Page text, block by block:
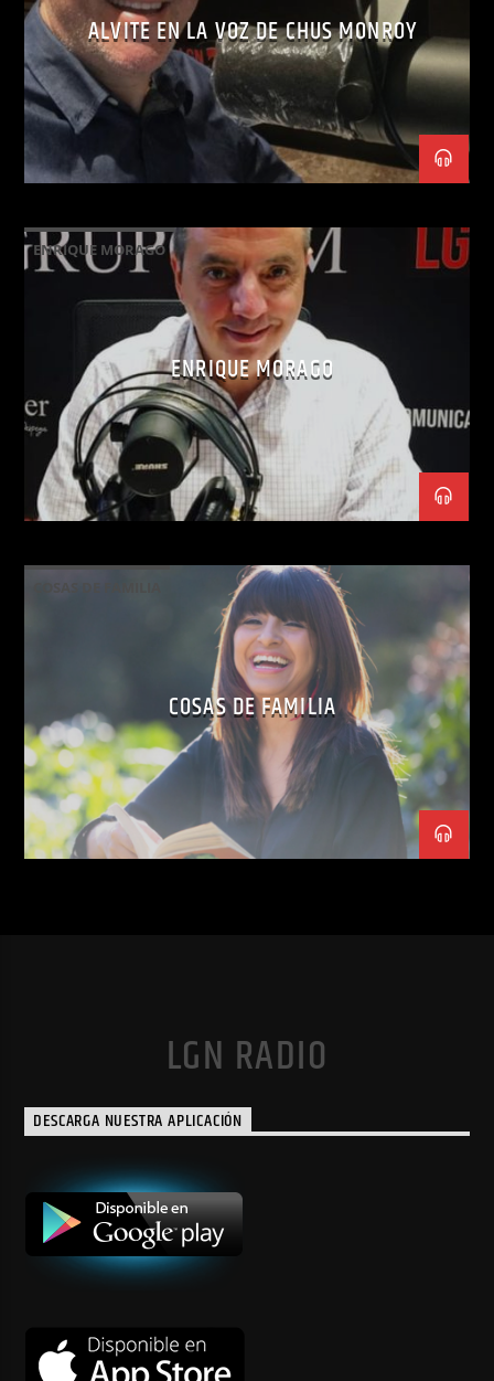
ALVITE EN LA VOZ DE CHUS MONROY
ENRIQUE MORAGO
ENRIQUE MORAGO
COSAS DE FAMILIA
LGN RADIO
DESCARGA NUESTRA APLICACIÓN